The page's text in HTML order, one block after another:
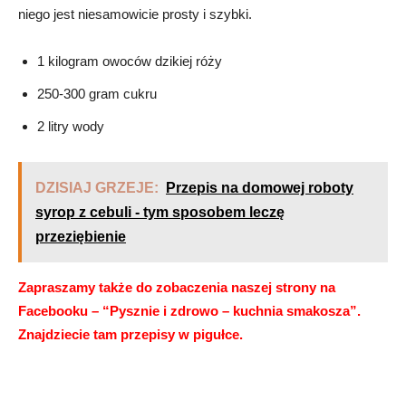
niego jest niesamowicie prosty i szybki.
1 kilogram owoców dzikiej róży
250-300 gram cukru
2 litry wody
DZISIAJ GRZEJE:
Przepis na domowej roboty
syrop z cebuli - tym sposobem leczę
przeziębienie
Zapraszamy także do zobaczenia naszej strony na
Facebooku – “Pysznie i zdrowo – kuchnia smakosza”.
Znajdziecie tam przepisy w pigułce.